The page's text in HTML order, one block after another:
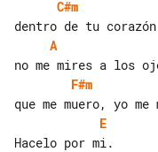
C#m
A
F#m
E
Hacelo por mi.